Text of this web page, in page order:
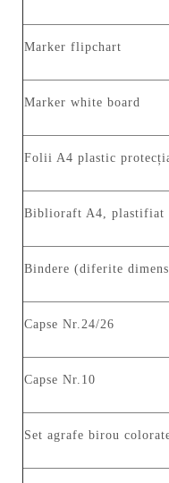
Marker flipchart
Marker white board
Folii A4 plastic
Biblioraft A4, plastifiat
Bindere (diferite
Capse Nr.24/26
Capse Nr.10
Set agrafe birou